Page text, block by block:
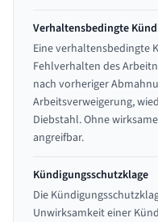
Verhaltensbedingte
Eine verhaltensbedingte
Fehlverhalten des
nach vorheriger
Arbeitsverweigerung,
Diebstahl. Ohne
angreifbar.
Kündigungsschutzklage
Die
Unwirksamkeit einer